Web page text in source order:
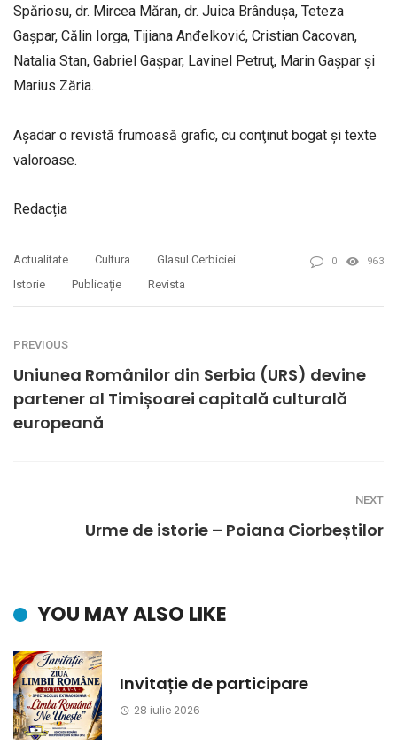
Spăriosu, dr. Mircea Măran, dr. Juica Brânduşa, Teteza
Gaşpar, Călin Iorga, Tijiana Anđelković, Cristian Cacovan,
Natalia Stan, Gabriel Gaşpar, Lavinel Petruţ, Marin Gaşpar şi
Marius Zăria.
Aşadar o revistă frumoasă grafic, cu conţinut bogat şi texte
valoroase.
Redacția
Actualitate Cultura
Glasul Cerbiciei
Istorie
Publicație Revista
0 963
PREVIOUS
Uniunea Românilor din Serbia (URS) devine
partener al Timișoarei capitală culturală
europeană
NEXT
Urme de istorie – Poiana Ciorbeștilor
YOU MAY ALSO LIKE
Invitație de participare
28 iulie 2026